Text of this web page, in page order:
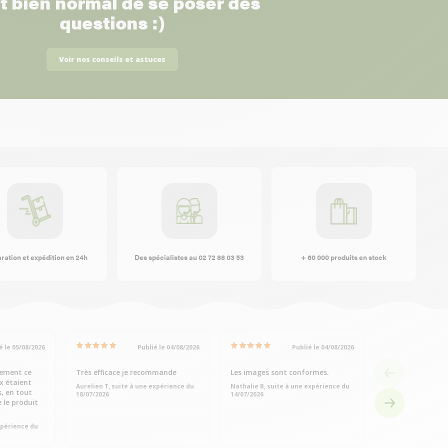
questions :)
Voir nos conseils et astuces
et expédition en 24h Des spécialistes au 02 72 88 03 53 + 60 000 produits en stock
le 05/08/2026
ce
étaient
en tout
le produit
du
Publié le 04/08/2026
Très efficace je recommande
Aurelien T, suite à une expérience du
18/07/2026
Publié le 04/08/2026
Les images sont conformes.
Nathalie B, suite à une expérience du
14/07/2026